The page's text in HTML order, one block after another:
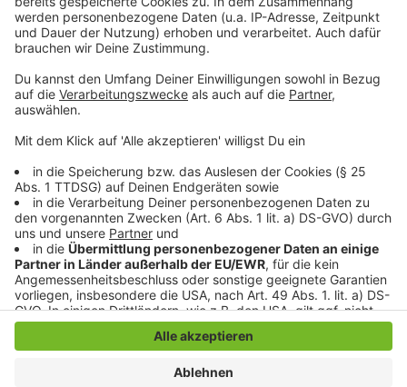
klingelt. Es muss ja nicht unbedingt Elvis Eifel dran
sein.
Anzeige
Anzeige
Anzeige